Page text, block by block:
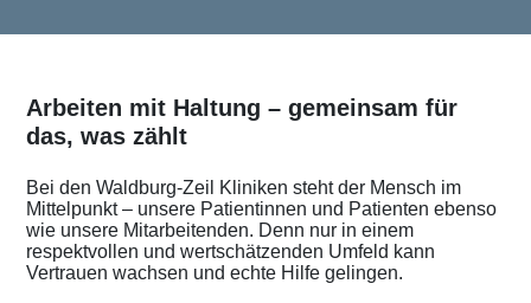
Arbeiten mit Haltung – gemeinsam für
das, was zählt
Bei den Waldburg-Zeil Kliniken steht der Mensch im
Mittelpunkt – unsere Patientinnen und Patienten ebenso
wie unsere Mitarbeitenden. Denn nur in einem
respektvollen und wertschätzenden Umfeld kann
Vertrauen wachsen und echte Hilfe gelingen.